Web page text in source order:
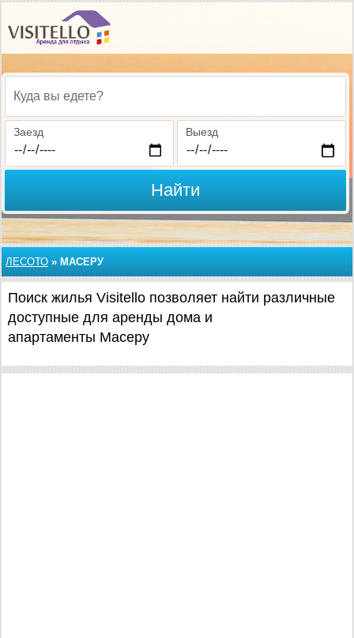
Куда вы едете?
Заезд Выезд
Найти
ЛЕСОТО » МАСЕРУ
Поиск жилья Visitello позволяет найти различные
доступные для аренды дома и
апартаменты Масеру